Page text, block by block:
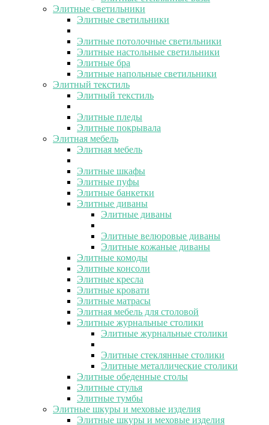
Элитные светильники
Элитные светильники
Элитные потолочные светильники
Элитные настольные светильники
Элитные бра
Элитные напольные светильники
Элитный текстиль
Элитный текстиль
Элитные пледы
Элитные покрывала
Элитная мебель
Элитная мебель
Элитные шкафы
Элитные пуфы
Элитные банкетки
Элитные диваны
Элитные диваны
Элитные велюровые диваны
Элитные кожаные диваны
Элитные комоды
Элитные консоли
Элитные кресла
Элитные кровати
Элитные матрасы
Элитная мебель для столовой
Элитные журнальные столики
Элитные журнальные столики
Элитные стеклянные столики
Элитные металлические столики
Элитные обеденные столы
Элитные стулья
Элитные тумбы
Элитные шкуры и меховые изделия
Элитные шкуры и меховые изделия